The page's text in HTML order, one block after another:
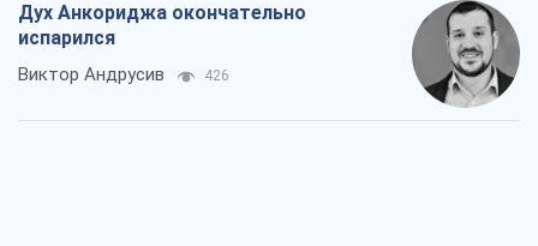
Дух Анкориджа окончательно
испарился
Виктор Андрусив 426